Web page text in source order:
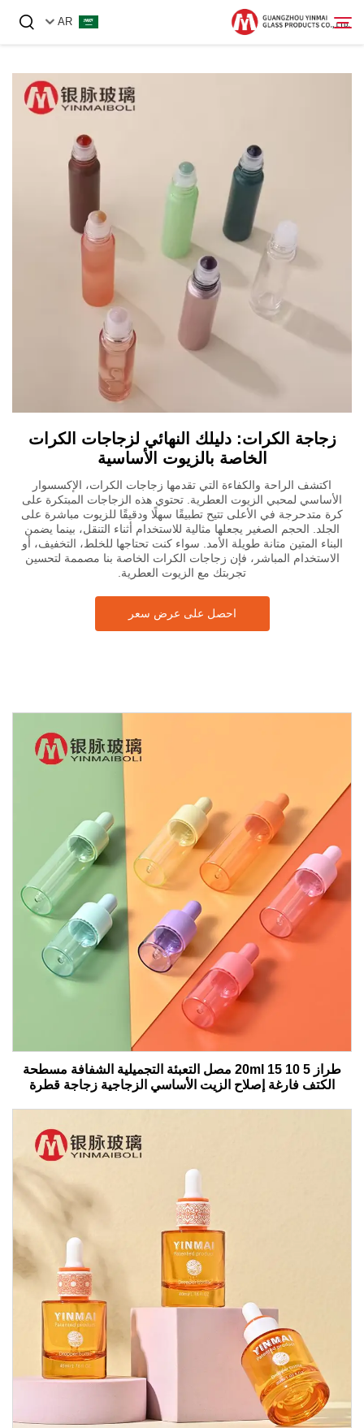
AR
زجاجة الكرات: دليلك النهائي لزجاجات الكرات
الخاصة بالزيوت الأساسية
اكتشف الراحة والكفاءة التي تقدمها زجاجات الكرات، الإكسسوار
الأساسي لمحبي الزيوت العطرية. تحتوي هذه الزجاجات المبتكرة على
كرة متدحرجة في الأعلى تتيح تطبيقًا سهلًا ودقيقًا للزيوت مباشرة على
الجلد. الحجم الصغير يجعلها مثالية للاستخدام أثناء التنقل، بينما يضمن
البناء المتين متانة طويلة الأمد. سواء كنت تحتاجها للخلط، التخفيف، أو
الاستخدام المباشر، فإن زجاجات الكرات الخاصة بنا مصممة لتحسين
تجربتك مع الزيوت العطرية.
احصل على عرض سعر
طراز 5 10 15 20ml مصل التعبئة التجميلية الشفافة مسطحة
الكتف فارغة إصلاح الزيت الأساسي الزجاجية زجاجة قطرة